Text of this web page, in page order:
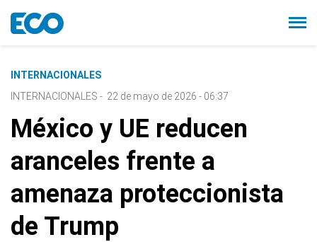
INTERNACIONALES
INTERNACIONALES - 22 de mayo de 2026 - 06:37
México y UE reducen
aranceles frente a
amenaza proteccionista
de Trump